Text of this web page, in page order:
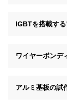
IGBTを搭載す
ワイヤーボンデ
アルミ基板の試